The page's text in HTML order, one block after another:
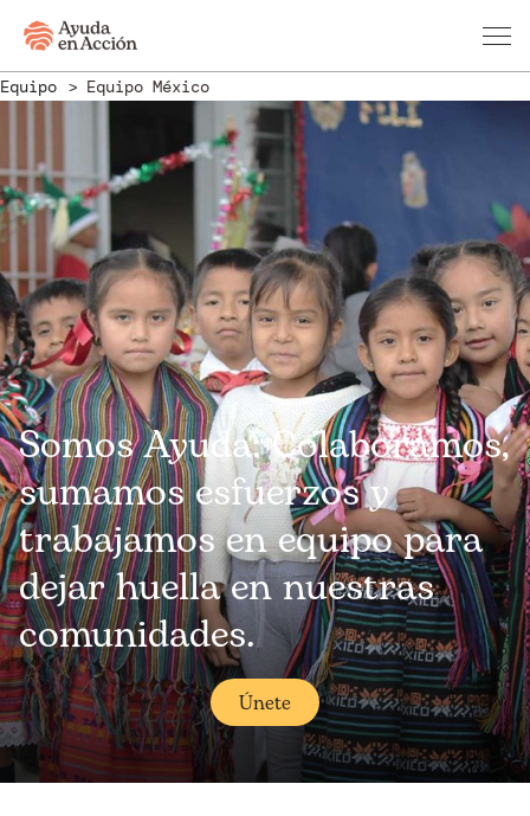
Equipo Equipo México
Somos Ayuda: Colaboramos,
sumamos esfuerzos y
trabajamos en equipo para
dejar huella en nuestras
comunidades.
Únete